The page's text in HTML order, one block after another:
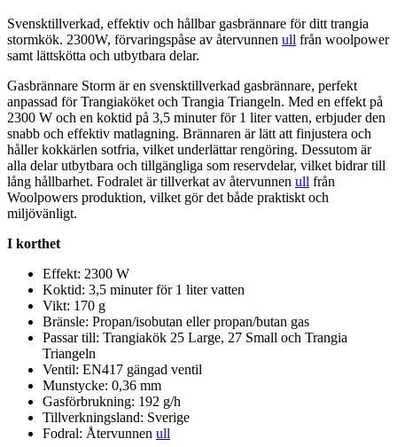
Svensktillverkad, effektiv och hållbar gasbrännare för ditt trangia
stormkök. 2300W, förvaringspåse av återvunnen ull från woolpower
samt lättskötta och utbytbara delar.
Gasbrännare Storm är en svensktillverkad gasbrännare, perfekt
anpassad för Trangiaköket och Trangia Triangeln. Med en effekt på
2300 W och en koktid på 3,5 minuter för 1 liter vatten, erbjuder den
snabb och effektiv matlagning. Brännaren är lätt att finjustera och
håller kokkärlen sotfria, vilket underlättar rengöring. Dessutom är
alla delar utbytbara och tillgängliga som reservdelar, vilket bidrar till
lång hållbarhet. Fodralet är tillverkat av återvunnen ull från
Woolpowers produktion, vilket gör det både praktiskt och
miljövänligt.
I korthet
Effekt: 2300 W
Koktid: 3,5 minuter för 1 liter vatten
Vikt: 170 g
Bränsle: Propan/isobutan eller propan/butan gas
Passar till: Trangiakök 25 Large, 27 Small och Trangia
Triangeln
Ventil: EN417 gängad ventil
Munstycke: 0,36 mm
Gasförbrukning: 192 g/h
Tillverkningsland: Sverige
Fodral: Återvunnen ull